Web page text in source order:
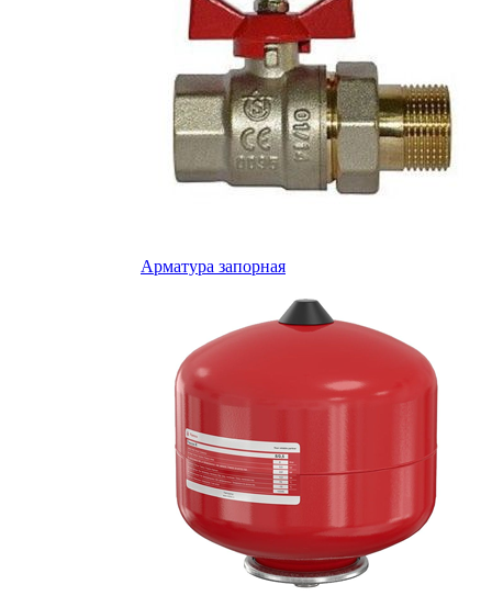
Арматура запорная